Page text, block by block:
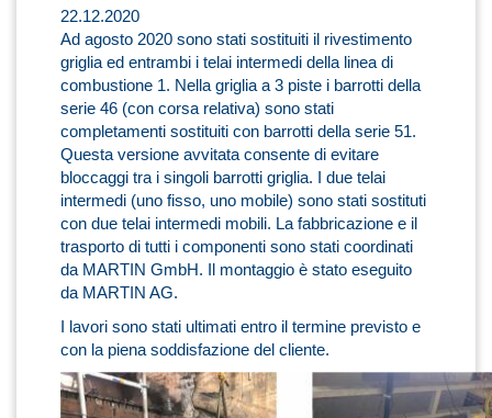
22.12.2020
Ad agosto 2020 sono stati sostituiti il rivestimento
griglia ed entrambi i telai intermedi della linea di
combustione 1. Nella griglia a 3 piste i barrotti della
serie 46 (con corsa relativa) sono stati
completamenti sostituiti con barrotti della serie 51.
Questa versione avvitata consente di evitare
bloccaggi tra i singoli barrotti griglia. I due telai
intermedi (uno fisso, uno mobile) sono stati sostituti
con due telai intermedi mobili. La fabbricazione e il
trasporto di tutti i componenti sono stati coordinati
da MARTIN GmbH. Il montaggio è stato eseguito
da MARTIN AG.
I lavori sono stati ultimati entro il termine previsto e
con la piena soddisfazione del cliente.